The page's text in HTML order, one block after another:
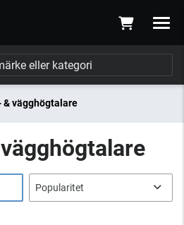
& vägghögtalare